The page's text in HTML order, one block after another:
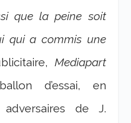
que la peine soit
qui a commis une
Mediapart
d’essai, en
de J.